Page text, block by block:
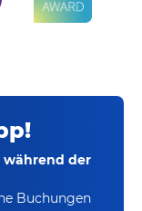
während der
Buchungen